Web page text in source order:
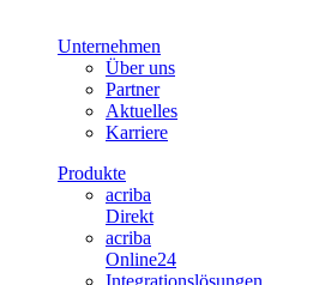
Unternehmen
Über uns
Partner
Aktuelles
Karriere
Produkte
acriba
Direkt
acriba
Online24
Integrationslösungen